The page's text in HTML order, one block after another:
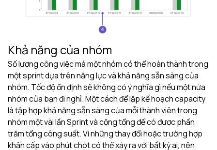
Khả năng của nhóm
Số lượng công việc mà một nhóm có thể hoàn thành trong
một sprint dựa trên năng lực và khả năng sẵn sàng của
nhóm. Tốc độ ổn định sẽ không có ý nghĩa gì nếu một nửa
nhóm của bạn đi nghỉ. Một cách để lập kế hoạch capacity
là tập hợp khả năng sẵn sàng của mỗi thành viên trong
nhóm một vài lần Sprint và cộng tổng để có được phần
trăm tổng công suất. Vì những thay đổi hoặc trường hợp
khẩn cấp vào phút chót có thể xảy ra với bất kỳ ai, nên